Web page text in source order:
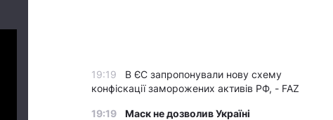
19:19
В ЄС запропонували нову схему
конфіскації заморожених активів РФ, - FAZ
19:19
Маск не дозволив Україні